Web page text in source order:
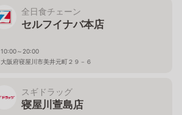
全日食チェーン
セルフイナバ本店
10:00～20:00
大阪府寝屋川市美井元町２９－６
スギドラッグ
寝屋川萱島店